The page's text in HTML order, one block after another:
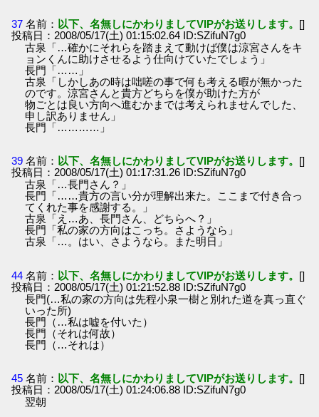
37 名前： 以下、名無しにかわりましてVIPがお送りします。 []
投稿日：2008/05/17(土) 01:15:02.64 ID:SZifuN7g0
古泉「…確かにそれらを踏まえて動けば僕は涼宮さんをキ
ョンくんに助けさせるよう仕向けていたでしょう」
長門「……」
古泉「しかしあの時は咄嗟の事で何も考える暇が無かった
のです。涼宮さんと貴方どちらを僕が助けた方が
物ごとは良い方向へ進むかまでは考えられませんでした、
申し訳ありません」
長門「…………」
39 名前： 以下、名無しにかわりましてVIPがお送りします。 []
投稿日：2008/05/17(土) 01:17:31.26 ID:SZifuN7g0
古泉「…長門さん？」
長門「……貴方の言い分が理解出来た。ここまで付き合っ
てくれた事を感謝する。」
古泉「え…あ、長門さん、どちらへ？」
長門「私の家の方向はこっち。さようなら」
古泉「…。はい、さようなら。また明日」
44 名前： 以下、名無しにかわりましてVIPがお送りします。 []
投稿日：2008/05/17(土) 01:21:52.88 ID:SZifuN7g0
長門(…私の家の方向は先程小泉一樹と別れた道を真っ直ぐ
いった所)
長門（…私は嘘を付いた）
長門（それは何故）
長門（…それは）
45 名前： 以下、名無しにかわりましてVIPがお送りします。 []
投稿日：2008/05/17(土) 01:24:06.88 ID:SZifuN7g0
翌朝